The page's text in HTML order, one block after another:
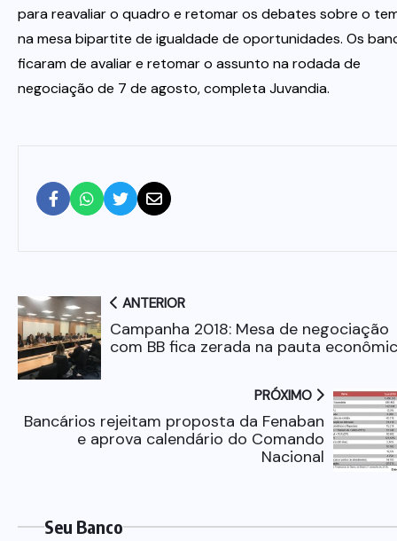
para reavaliar o quadro e retomar os debates sobre o
na mesa bipartite de igualdade de oportunidades. Os
ficaram de avaliar e retomar o assunto na rodada de
negociação de 7 de agosto, completa Juvandia.
ANTERIOR
Campanha 2018: Mesa de negociação
com BB fica zerada na pauta
PRÓXIMO
Bancários rejeitam proposta da Fenaban
e aprova calendário do Comando
Nacional
Seu Banco